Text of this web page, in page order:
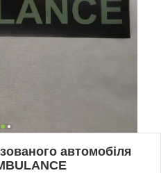
автомобіля